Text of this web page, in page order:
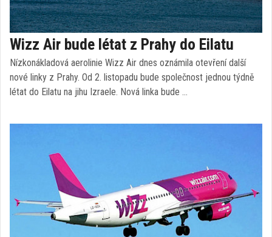
Wizz Air bude létat z Prahy do Eilatu
Nízkonákladová aerolinie Wizz Air dnes oznámila otevření další
nové linky z Prahy. Od 2. listopadu bude společnost jednou týdně
létat do Eilatu na jihu Izraele. Nová linka bude …